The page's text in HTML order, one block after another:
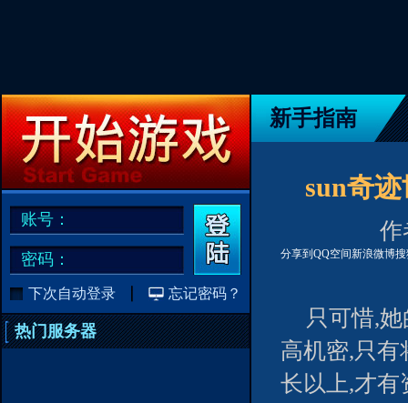
账号：
密码：
下次自动登录 忘记密码？
热门服务器
新手指南
sun奇
作
分享到 QQ空间新浪微博
只可惜,
高机密,只
长以上,才有